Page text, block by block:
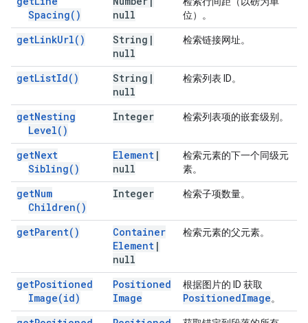
Spacing( )
null
位）。
getLinkUrl( ) String |
null
检索链接网址。
getListId( ) String |
null
检索列表 ID。
getNesting
Level( )
Integer 检索列表项的嵌套级别。
getNext
Sibling( )
Element |
null
检索元素的下一个同级元
素。
getNum
Children( )
Integer 检索子项数量。
getParent( )
Container
Element |
null
检索元素的父元素。
getPositioned
Image(id)
Positioned
Image
根据图片的 ID 获取
PositionedImage。